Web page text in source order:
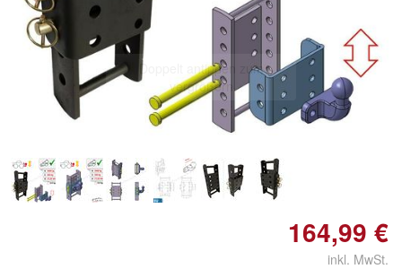
Doppelt antippen zum
vergrößern
164,99 €
inkl. MwSt.